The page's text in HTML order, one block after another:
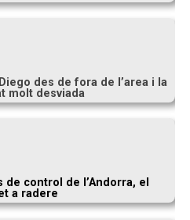
des de fora de l’area i la
molt desviada
de control de l’Andorra, el
a radere